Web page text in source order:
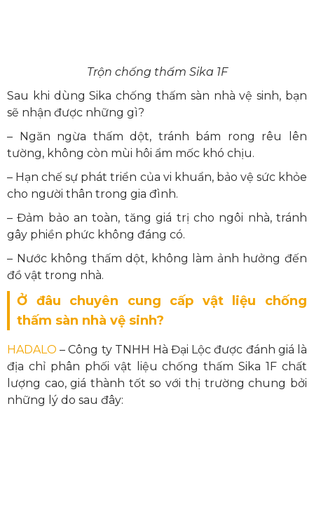
Trộn chống thấm Sika 1F
Sau khi dùng Sika chống thấm sàn nhà vệ sinh, bạn
sẽ nhận được những gì?
– Ngăn ngừa thấm dột, tránh bám rong rêu lên
tường, không còn mùi hôi ẩm mốc khó chịu.
– Hạn chế sự phát triển của vi khuẩn, bảo vệ sức khỏe
cho người thân trong gia đình.
– Đảm bảo an toàn, tăng giá trị cho ngôi nhà, tránh
gây phiền phức không đáng có.
– Nước không thấm dột, không làm ảnh hưởng đến
đồ vật trong nhà.
Ở đâu chuyên cung cấp vật liệu chống
thấm sàn nhà vệ sinh?
HADALO – Công ty TNHH Hà Đại Lộc được đánh giá là
địa chỉ phân phối vật liệu chống thấm Sika 1F chất
lượng cao, giá thành tốt so với thị trường chung bởi
những lý do sau đây: